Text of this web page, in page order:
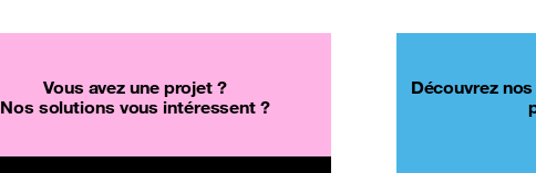
Vous avez une projet ?
Nos solutions vous intéressent ?
Découvrez